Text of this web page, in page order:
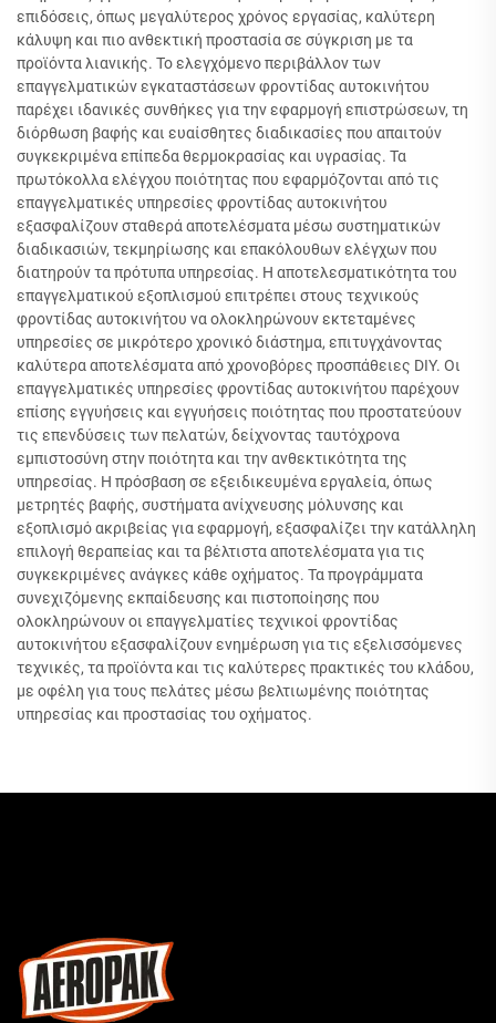
επιδόσεις, όπως μεγαλύτερος χρόνος εργασίας, καλύτερη
κάλυψη και πιο ανθεκτική προστασία σε σύγκριση με τα
προϊόντα λιανικής. Το ελεγχόμενο περιβάλλον των
επαγγελματικών εγκαταστάσεων φροντίδας αυτοκινήτου
παρέχει ιδανικές συνθήκες για την εφαρμογή επιστρώσεων, τη
διόρθωση βαφής και ευαίσθητες διαδικασίες που απαιτούν
συγκεκριμένα επίπεδα θερμοκρασίας και υγρασίας. Τα
πρωτόκολλα ελέγχου ποιότητας που εφαρμόζονται από τις
επαγγελματικές υπηρεσίες φροντίδας αυτοκινήτου
εξασφαλίζουν σταθερά αποτελέσματα μέσω συστηματικών
διαδικασιών, τεκμηρίωσης και επακόλουθων ελέγχων που
διατηρούν τα πρότυπα υπηρεσίας. Η αποτελεσματικότητα του
επαγγελματικού εξοπλισμού επιτρέπει στους τεχνικούς
φροντίδας αυτοκινήτου να ολοκληρώνουν εκτεταμένες
υπηρεσίες σε μικρότερο χρονικό διάστημα, επιτυγχάνοντας
καλύτερα αποτελέσματα από χρονοβόρες προσπάθειες DIY. Οι
επαγγελματικές υπηρεσίες φροντίδας αυτοκινήτου παρέχουν
επίσης εγγυήσεις και εγγυήσεις ποιότητας που προστατεύουν
τις επενδύσεις των πελατών, δείχνοντας ταυτόχρονα
εμπιστοσύνη στην ποιότητα και την ανθεκτικότητα της
υπηρεσίας. Η πρόσβαση σε εξειδικευμένα εργαλεία, όπως
μετρητές βαφής, συστήματα ανίχνευσης μόλυνσης και
εξοπλισμό ακριβείας για εφαρμογή, εξασφαλίζει την κατάλληλη
επιλογή θεραπείας και τα βέλτιστα αποτελέσματα για τις
συγκεκριμένες ανάγκες κάθε οχήματος. Τα προγράμματα
συνεχιζόμενης εκπαίδευσης και πιστοποίησης που
ολοκληρώνουν οι επαγγελματίες τεχνικοί φροντίδας
αυτοκινήτου εξασφαλίζουν ενημέρωση για τις εξελισσόμενες
τεχνικές, τα προϊόντα και τις καλύτερες πρακτικές του κλάδου,
με οφέλη για τους πελάτες μέσω βελτιωμένης ποιότητας
υπηρεσίας και προστασίας του οχήματος.